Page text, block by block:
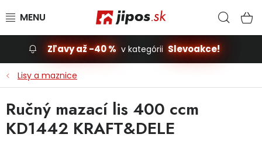
Slevoakce
Stavba, dom
Dielňa
Zľavy až -40 % v kategórii Slevoakce!
Lisy a maznice
Ručný mazací lis 400 ccm
KD1442 KRAFT&DELE